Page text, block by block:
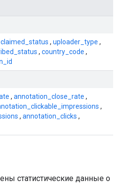
claimed_status , uploader_type ,
, country_code ,
, annotation_close_rate ,
,
, annotation_clicks ,
статистические данные о